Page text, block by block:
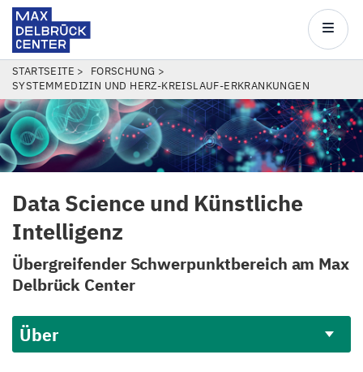
Direkt
zum
Inhalt
Center
Main
PFADNAVIGATION
STARTSEITE
FORSCHUNG
SYSTEMMEDIZIN UND HERZ-KREISLAUF-ERKRANKUNGEN
Data Science und Künstliche
Intelligenz
Übergreifender Schwerpunktbereich am Max
Delbrück Center
Über